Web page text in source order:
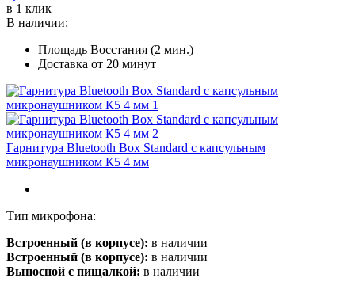
товар
имеет
вариаций.
Опции
выбрать
на
странице
товара.
в 1 клик
В наличии:
Площадь Восстания (2 мин.)
Доставка от 20 минут
Гарнитура Bluetooth Box Standard с капсульным
микронаушником К5 4 мм
Тип микрофона:
Встроенный (в корпусе): в наличии
Встроенный (в корпусе): в наличии
Выносной с пищалкой: в наличии